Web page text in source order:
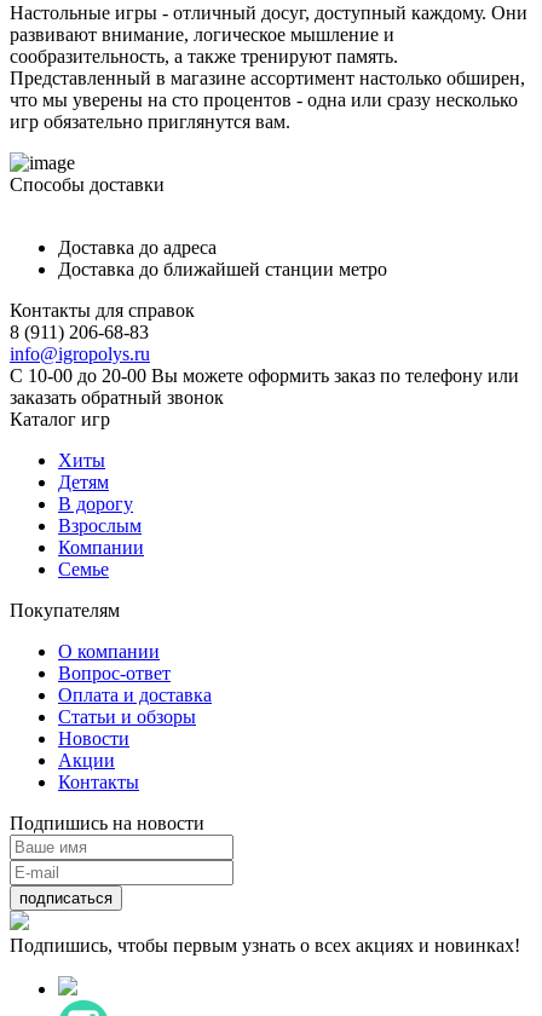
Настольные игры - отличный досуг, доступный каждому. Они
развивают внимание, логическое мышление и
сообразительность, а также тренируют память.
Представленный в магазине ассортимент настолько обширен,
что мы уверены на сто процентов - одна или сразу несколько
игр обязательно приглянутся вам.
Способы доставки
Доставка до адреса
Доставка до ближайшей станции метро
Контакты для справок
8 (911) 206-68-83
info@igropolys.ru
С 10-00 до 20-00 Вы можете оформить заказ по телефону или
заказать обратный звонок
Каталог игр
Хиты
Детям
В дорогу
Взрослым
Компании
Семье
Покупателям
О компании
Вопрос-ответ
Оплата и доставка
Статьи и обзоры
Новости
Акции
Контакты
Подпишись на новости
подписаться
Подпишись, чтобы первым узнать о всех акциях и новинках!